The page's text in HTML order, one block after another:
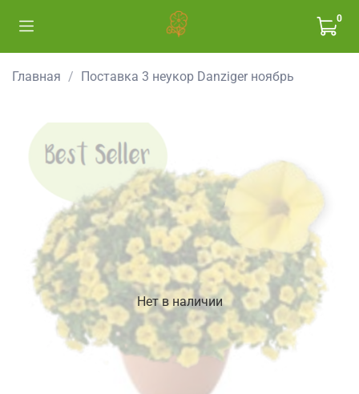
0
Главная Поставка 3 неукор Danziger ноябрь
Нет в наличии